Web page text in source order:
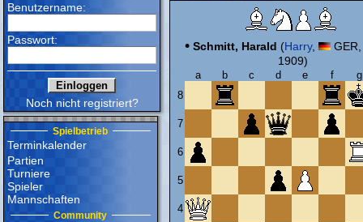
Benutzername:
Passwort:
Noch nicht registriert?
Spielbetrieb
Terminkalender
Partien
Turniere
Spieler
Mannschaften
Community
• Schmitt, Harald (Harry,
1909)
a b c d e f
g
8
7
6
5
4